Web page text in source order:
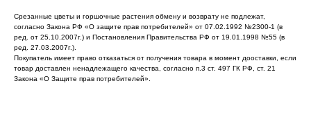
Срезанные цветы и горшочные растения обмену и возврату не подлежат,
согласно Закона РФ «О защите прав потребителей» от 07.02.1992 №2300-1 (в
ред. от 25.10.2007г.) и Постановления Правительства РФ от 19.01.1998 №55 (в
ред. 27.03.2007г.).
Покупатель имеет право отказаться от получения товара в момент дооставки, если
товар доставлен ненадлежащего качества, согласно п.3 ст. 497 ГК РФ, ст. 21
Закона «О Защите прав потребителей».